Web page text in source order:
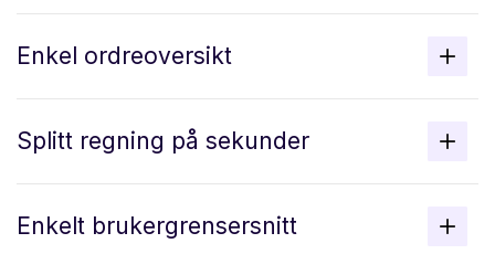
fra bord til bestilling, betaling og neste gjest – uten
Enkel ordreoversikt
fra terminalen. Ansatte ser raskt hva som gjenstår,
Splitt regning på sekunder
betale hver for seg. Mindre venting ved bordet,
Enkelt brukergrensersnitt